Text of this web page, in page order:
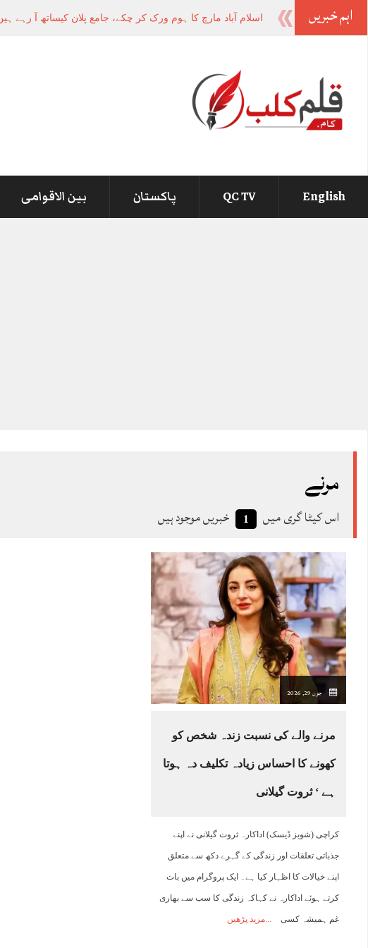
اہم خبریں
English
QC TV پاکستان بین الاقوامی
مرنے
اس کیٹا گری میں 1 خبریں موجود ہیں
27°C
23:00
26°C
00:00
26°C
01:00
26°C
02:00
25°Cجون 29, 2026
مرنے والے کی نسبت زندہ شخص کو
کھونے کا احساس زیادہ تکلیف دہ ہوتا
ہے ‘ ثروت گیلانی
کراچی (شوبز ڈیسک) اداکارہ ثروت گیلانی نے اپنے
جذباتی تعلقات اور زندگی کے گہرے دکھ سے متعلق
اپنے خیالات کا اظہار کیا ہے۔ ایک پروگرام میں بات
کرتے ہوئے اداکارہ نے کہاکہ زندگی کا سب سے بھاری
غم ہمیشہ کسی مزید پڑھیں